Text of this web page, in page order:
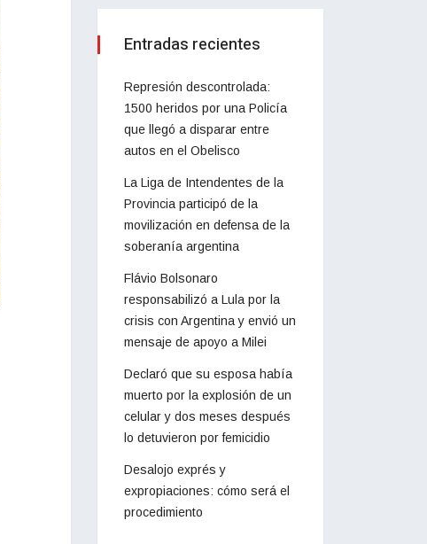
Entradas recientes
Represión descontrolada:
1500 heridos por una Policía
que llegó a disparar entre
autos en el Obelisco
La Liga de Intendentes de la
Provincia participó de la
movilización en defensa de la
soberanía argentina
Flávio Bolsonaro
responsabilizó a Lula por la
crisis con Argentina y envió un
mensaje de apoyo a Milei
Declaró que su esposa había
muerto por la explosión de un
celular y dos meses después
lo detuvieron por femicidio
Desalojo exprés y
expropiaciones: cómo será el
procedimiento